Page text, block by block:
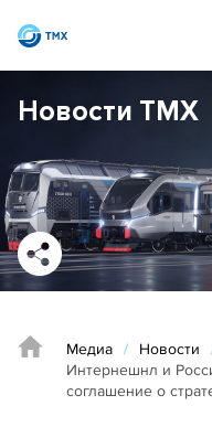
Новости ТМХ
Медиа / Новости
Интернешнл и
соглашение о